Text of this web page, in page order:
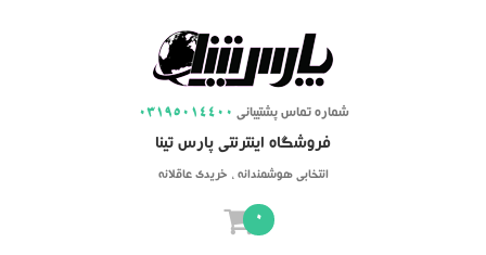
03195014400 شماره تماس پشتیبانی
فروشگاه اینترنتی پارس تینا
انتخابی هوشمندانه ، خریدی عاقلانه
0